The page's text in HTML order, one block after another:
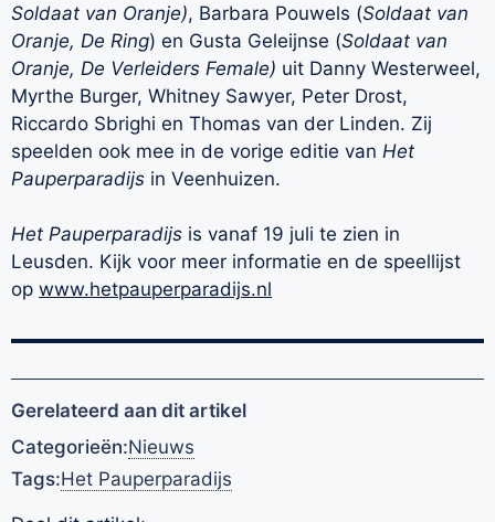
Soldaat van Oranje), Barbara Pouwels (Soldaat van
Oranje, De Ring) en Gusta Geleijnse (Soldaat van
Oranje, De Verleiders Female) uit Danny Westerweel,
Myrthe Burger, Whitney Sawyer, Peter Drost,
Riccardo Sbrighi en Thomas van der Linden. Zij
speelden ook mee in de vorige editie van Het
Pauperparadijs in Veenhuizen.
Het Pauperparadijs is vanaf 19 juli te zien in
Leusden. Kijk voor meer informatie en de speellijst
op www.hetpauperparadijs.nl
Gerelateerd aan dit artikel
Categorieën:Nieuws
Tags:Het Pauperparadijs